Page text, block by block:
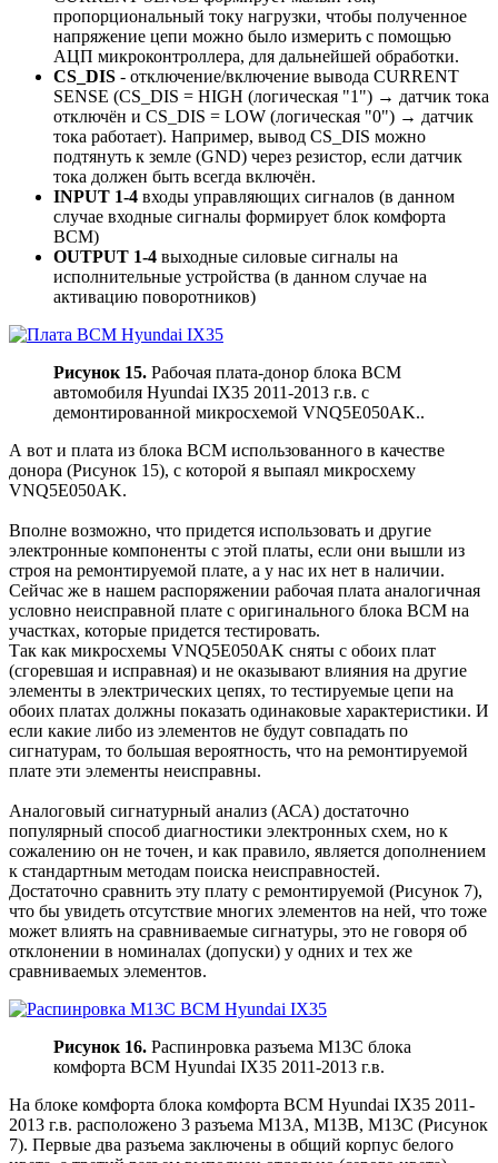
пропорциональный току нагрузки, чтобы полученное
напряжение цепи можно было измерить с помощью
АЦП микроконтроллера, для дальнейшей обработки.
CS_DIS - отключение/включение вывода CURRENT
SENSE (CS_DIS = HIGH (логическая "1") → датчик тока
отключён и CS_DIS = LOW (логическая "0") → датчик
тока работает). Например, вывод CS_DIS можно
подтянуть к земле (GND) через резистор, если датчик
тока должен быть всегда включён.
INPUT 1-4 входы управляющих сигналов (в данном
случае входные сигналы формирует блок комфорта
BCM)
OUTPUT 1-4 выходные силовые сигналы на
исполнительные устройства (в данном случае на
активацию поворотников)
Рисунок 15. Рабочая плата-донор блока BCM
автомобиля Hyundai IX35 2011-2013 г.в. с
демонтированной микросхемой VNQ5E050AK..
А вот и плата из блока BCM использованного в качестве
донора (Рисунок 15), с которой я выпаял микросхему
VNQ5E050AK.
Вполне возможно, что придется использовать и другие
электронные компоненты с этой платы, если они вышли из
строя на ремонтируемой плате, а у нас их нет в наличии.
Сейчас же в нашем распоряжении рабочая плата аналогичная
условно неисправной плате с оригинального блока BCM на
участках, которые придется тестировать.
Так как микросхемы VNQ5E050AK сняты с обоих плат
(сгоревшая и исправная) и не оказывают влияния на другие
элементы в электрических цепях, то тестируемые цепи на
обоих платах должны показать одинаковые характеристики. И
если какие либо из элементов не будут совпадать по
сигнатурам, то большая вероятность, что на ремонтируемой
плате эти элементы неисправны.
Аналоговый сигнатурный анализ (АСА) достаточно
популярный способ диагностики электронных схем, но к
сожалению он не точен, и как правило, является дополнением
к стандартным методам поиска неисправностей.
Достаточно сравнить эту плату с ремонтируемой (Рисунок 7),
что бы увидеть отсутствие многих элементов на ней, что тоже
может влиять на сравниваемые сигнатуры, это не говоря об
отклонении в номиналах (допуски) у одних и тех же
сравниваемых элементов.
Рисунок 16. Распинровка разъема M13C блока
комфорта BCM Hyundai IX35 2011-2013 г.в.
На блоке комфорта блока комфорта BCM Hyundai IX35 2011-
2013 г.в. расположено 3 разъема M13A, M13B, M13C (Рисунок
7). Первые два разъема заключены в общий корпус белого